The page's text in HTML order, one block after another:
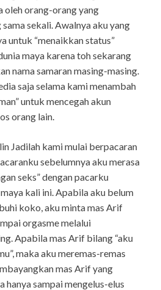
oleh orang-orang yang
sekali. Awalnya aku yang
untuk “menaikkan status”
maya karena toh sekarang
nama samaran masing-masing.
saja selama kami menambah
untuk mencegah akun
orang lain.
Jadilah kami mulai berpacaran
sebelumnya aku merasa
seks” dengan pacarku
kali ini. Apabila aku belum
koko, aku minta mas Arif
orgasme melalui
Apabila mas Arif bilang “aku
maka aku meremas-remas
mas Arif yang
hanya sampai mengelus-elus